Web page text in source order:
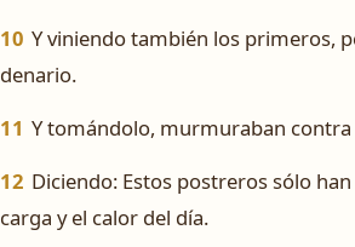
10 Y viniendo también los primeros,
denario.
11 Y tomándolo, murmuraban contra
12 Diciendo: Estos postreros sólo
carga y el calor del día.